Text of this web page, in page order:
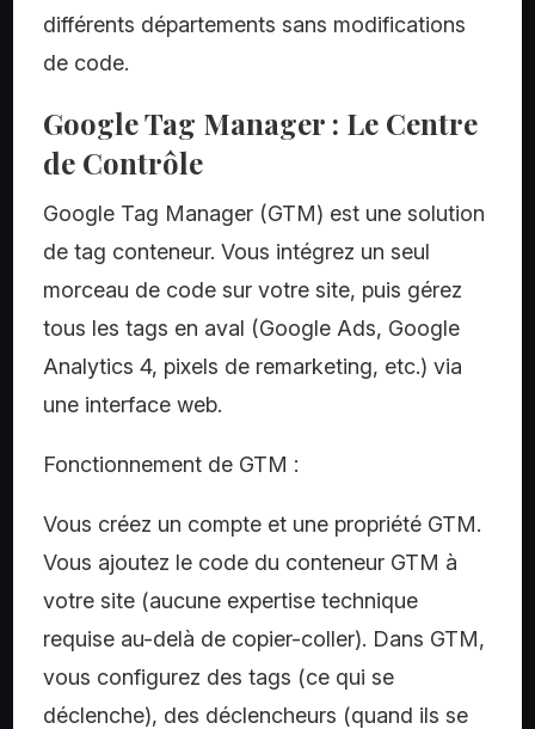
différents départements sans modifications
de code.
Google Tag Manager : Le Centre
de Contrôle
Google Tag Manager (GTM) est une solution
de tag conteneur. Vous intégrez un seul
morceau de code sur votre site, puis gérez
tous les tags en aval (Google Ads, Google
Analytics 4, pixels de remarketing, etc.) via
une interface web.
Fonctionnement de GTM :
Vous créez un compte et une propriété GTM.
Vous ajoutez le code du conteneur GTM à
votre site (aucune expertise technique
requise au-delà de copier-coller). Dans GTM,
vous configurez des tags (ce qui se
déclenche), des déclencheurs (quand ils se